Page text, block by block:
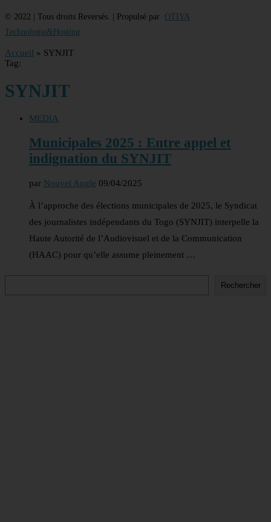
© 2022 | Tous droits Reversés. | Propulsé par OTIYA
Technologie&Hosting
Accueil » SYNJIT
Tag:
SYNJIT
MEDIA
Municipales 2025 : Entre appel et
indignation du SYNJIT
par Nouvel Angle 09/04/2025
À l’approche des élections municipales de 2025, le Syndicat
des journalistes indépendants du Togo (SYNJIT) interpelle la
Haute Autorité de l’Audiovisuel et de la Communication
(HAAC) pour qu’elle assume pleinement …
Rechercher